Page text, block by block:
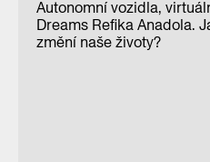
Autonomní vozidla,
Dreams Refika Anadola.
změní naše životy?